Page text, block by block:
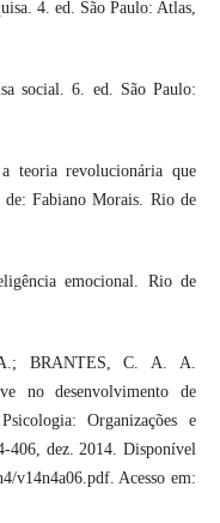
4. ed. São Paulo: Atlas,
social. 6. ed. São Paulo:
teoria revolucionária que
Fabiano Morais. Rio de
emocional. Rio de
BRANTES, C. A. A.
no desenvolvimento de
Organizações e
406, dez. 2014. Disponível
v14n4a06.pdf. Acesso em: